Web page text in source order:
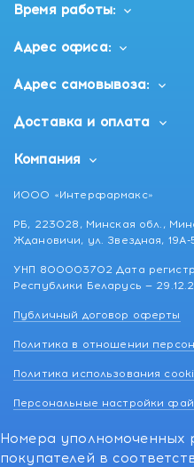
Время работы:
Адрес офиса:
Адрес самовывоза:
Доставка и оплата
Компания
ИООО «Интерфармакс»
РБ, 223028, Минская обл.,
Ждановичи, ул. Звездная, 19А-
УНП 800003702 Дата
Республики Беларусь —
Публичный договор оферты
Политика в отношении
Политика использования
Персональные настройки
Номера уполномоченных
покупателей в